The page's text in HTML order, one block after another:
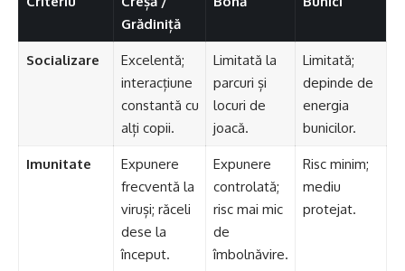
Grădiniță
Socializare
Excelentă;
interacțiune
constantă cu
alți copii.
Limitată la
parcuri și
locuri de
joacă.
Limitată;
depinde de
energia
bunicilor.
Imunitate
Expunere
frecventă la
viruși; răceli
dese la
început.
Expunere
controlată;
risc mai mic
de
îmbolnăvire.
Risc minim;
mediu
protejat.